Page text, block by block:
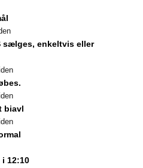
sælges, enkeltvis eller
biavl
12:10